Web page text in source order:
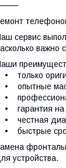
сервис
важно
• только
• опытные
•
• гарантия на
• честная
• быстрые
устройства.